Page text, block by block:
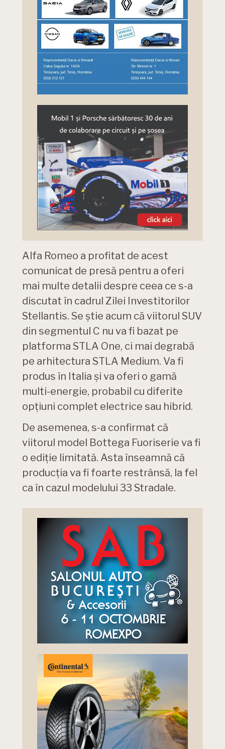
Alfa Romeo a profitat de acest
comunicat de presă pentru a oferi
mai multe detalii despre ceea ce s-a
discutat în cadrul Zilei Investitorilor
Stellantis. Se știe acum că viitorul SUV
din segmentul C nu va fi bazat pe
platforma STLA One, ci mai degrabă
pe arhitectura STLA Medium. Va fi
produs în Italia și va oferi o gamă
multi-energie, probabil cu diferite
opțiuni complet electrice sau hibrid.
De asemenea, s-a confirmat că
viitorul model Bottega Fuoriserie va fi
o ediție limitată. Asta înseamnă că
producția va fi foarte restrânsă, la fel
ca în cazul modelului 33 Stradale.